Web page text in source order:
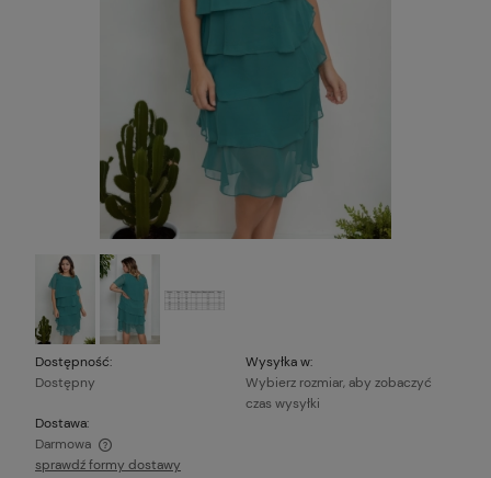
Dostępność:
Dostępny
Wysyłka w:
Wybierz rozmiar, aby zobaczyć
czas wysyłki
Dostawa:
Darmowa
Cena nie zawiera ewentualnych kosztów płatności
sprawdź formy dostawy